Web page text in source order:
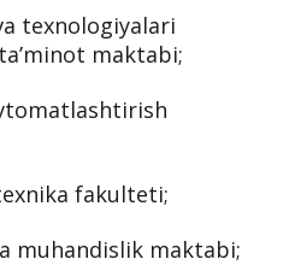
texnologiyalari
maktabi;
fakulteti;
muhandislik maktabi;